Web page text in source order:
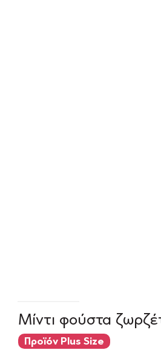
Μίντι φούστα
Προϊόν Plus Size